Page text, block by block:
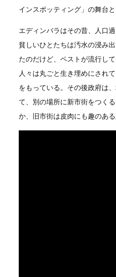
インスポッティング」の舞台と
エディンバラはその昔、人口
貧しいひとたちは汚水の浸み
たのだけど、ペストが流行し
人々は丸ごと生き埋めにされ
をもっている。その後政府は
て、別の場所に新市街をつく
か、旧市街は皮肉にも趣のある